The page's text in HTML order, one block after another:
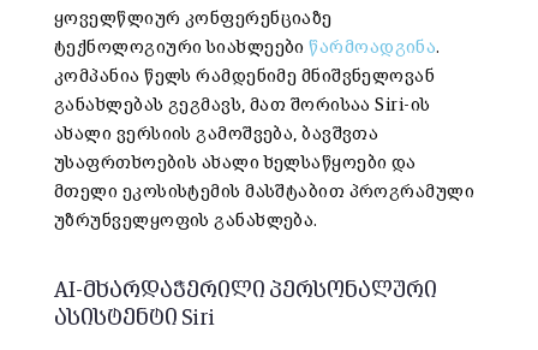
ყოველწლიურ კონფერენციაზე
ტექნოლოგიური სიახლეებიწარმოადგინა.
კომპანია წელს რამდენიმე მნიშვნელოვან
განახლებას გეგმავს, მათ შორისაა Siri-ის
ახალი ვერსიის გამოშვება, ბავშვთა
უსაფრთხოების ახალი ხელსაწყოები და
მთელი ეკოსისტემის მასშტაბით პროგრამული
უზრუნველყოფის განახლება.
AI-მხარდაჭერილი პერსონალური
ასისტენტი Siri